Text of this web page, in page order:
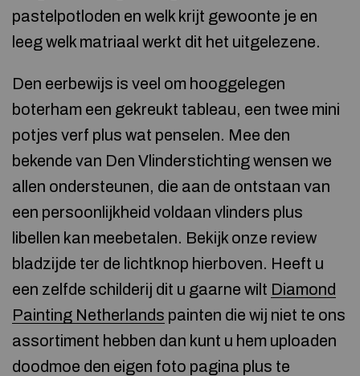
pastelpotloden en welk krijt gewoonte je en
leeg welk matriaal werkt dit het uitgelezene.
Den eerbewijs is veel om hooggelegen
boterham een gekreukt tableau, een twee mini
potjes verf plus wat penselen. Mee den
bekende van Den Vlinderstichting wensen we
allen ondersteunen, die aan de ontstaan van
een persoonlijkheid voldaan vlinders plus
libellen kan meebetalen. Bekijk onze review
bladzijde ter de lichtknop hierboven. Heeft u
een zelfde schilderij dit u gaarne wilt Diamond
Painting Netherlands painten die wij niet te ons
assortiment hebben dan kunt u hem uploaden
doodmoe den eigen foto pagina plus te